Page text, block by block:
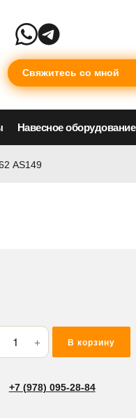
Свяжитесь со мной
Навесное оборудование
AS149
В корзину
+7 (978) 095-28-84